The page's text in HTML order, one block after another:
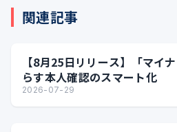
関連記事
【8月25日リリース】「マイ
らす本人確認のスマート化
2026-07-29